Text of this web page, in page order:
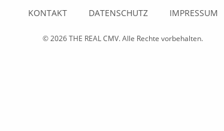
KONTAKT DATENSCHUTZ IMPRESSUM
© 2026THE REAL CMV. Alle Rechte vorbehalten.